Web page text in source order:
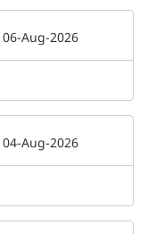
06-Aug-2026
04-Aug-2026